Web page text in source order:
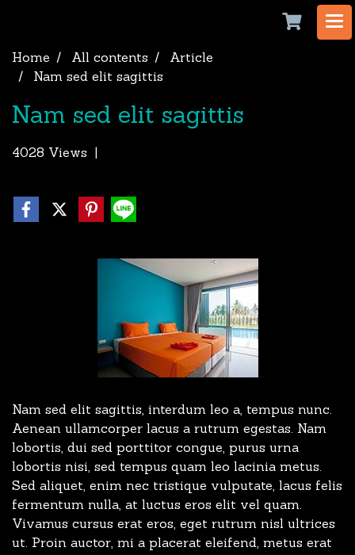
Home All contents
Article
Nam sed elit sagittis
Nam sed elit sagittis
4028 Views
Nam sed elit sagittis, interdum leo a, tempus nunc.
Aenean ullamcorper lacus a rutrum egestas. Nam
lobortis, dui sed porttitor congue, purus urna
lobortis nisi, sed tempus quam leo lacinia metus.
Sed aliquet, enim nec tristique vulputate, lacus felis
fermentum nulla, at luctus eros elit vel quam.
Vivamus cursus erat eros, eget rutrum nisl ultrices
ut. Proin auctor, mi a placerat eleifend, metus erat